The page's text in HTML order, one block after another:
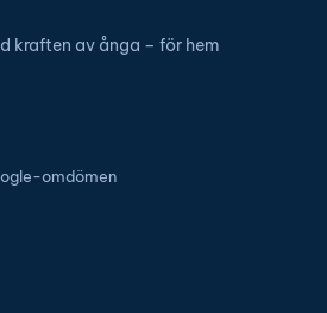
kraften av ånga – för hem
omdömen